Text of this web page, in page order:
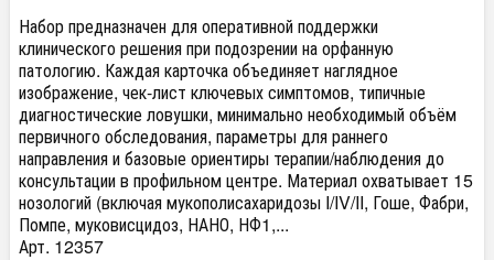
​Набор предназначен для оперативной поддержки
клинического решения при подозрении на орфанную
патологию. Каждая карточка объединяет наглядное
изображение, чек-лист ключевых симптомов, типичные
диагностические ловушки, минимально необходимый объём
первичного обследования, параметры для раннего
направления и базовые ориентиры терапии/наблюдения до
консультации в профильном центре. Материал охватывает 15
нозологий (включая мукополисахаридозы I/IV/II, Гоше, Фабри,
Помпе, муковисцидоз, НАНО, НФ1,...
Арт. 12357